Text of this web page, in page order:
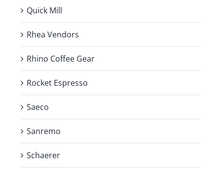
Quick Mill
Rhea Vendors
Rhino Coffee Gear
Rocket Espresso
Saeco
Sanremo
Schaerer